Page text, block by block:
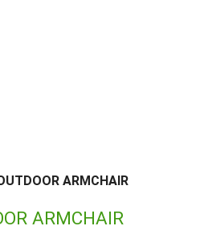
ARMCHAIR
ARMCHAIR